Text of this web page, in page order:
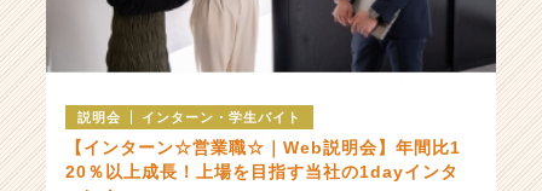
オンライン開催
受付中
オンライン開催
説明会 インターン・学生バイト
【インターン☆営業職☆｜Web説明会】年間比1
20％以上成長！上場を目指す当社の1dayインタ